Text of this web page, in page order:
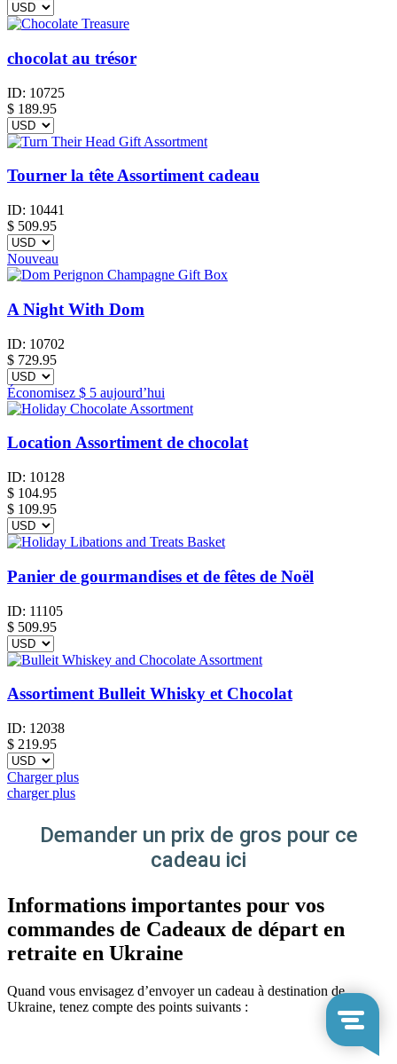
chocolat au trésor
ID: 10725
$ 189.95
Tourner la tête Assortiment cadeau
ID: 10441
$ 509.95
Nouveau
A Night With Dom
ID: 10702
$ 729.95
Économisez $ 5 aujourd’hui
Location Assortiment de chocolat
ID: 10128
$ 104.95
$ 109.95
Panier de gourmandises et de fêtes de Noël
ID: 11105
$ 509.95
Assortiment Bulleit Whisky et Chocolat
ID: 12038
$ 219.95
Charger plus
charger plus
Demander un prix de gros pour ce
cadeau ici
Informations importantes pour vos
commandes de Cadeaux de départ en
retraite en Ukraine
Quand vous envisagez d’envoyer un cadeau à destination de
Ukraine, tenez compte des points suivants :